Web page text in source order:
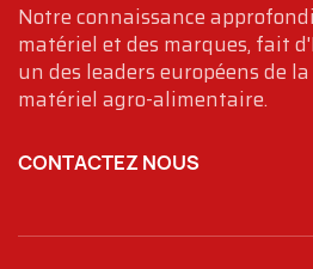
Notre connaissance
matériel et des marques, fait
un des leaders européens de
matériel agro-alimentaire.
CONTACTEZ NOUS